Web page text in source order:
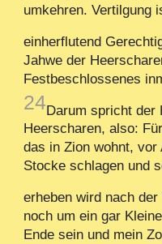
umkehren. Vertilgung
einherflutend
Jahwe der
Festbeschlossenes
24Darum spricht der
Heerscharen, also:
das in Zion wohnt,
Stocke schlagen und
erheben wird nach
noch um ein gar
Ende sein und mein